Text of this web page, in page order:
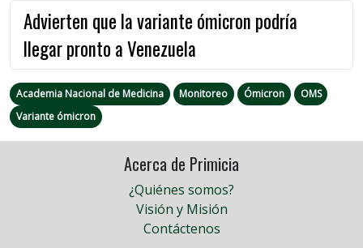
Advierten que la variante ómicron podría
llegar pronto a Venezuela
Academia Nacional de Medicina Monitoreo Ómicron
OMS
Variante ómicron
Acerca de Primicia
¿Quiénes somos?
Visión y Misión
Contáctenos